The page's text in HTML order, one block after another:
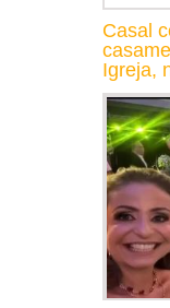
Casal
Igreja,